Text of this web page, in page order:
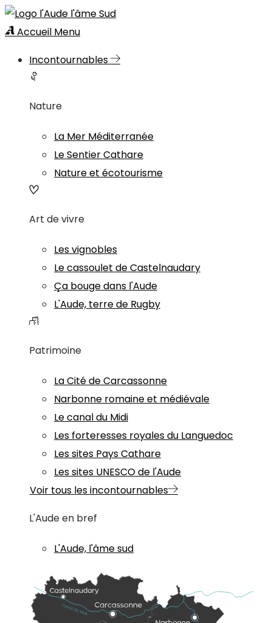
Accueil Menu
Incontournables
Nature
La Mer Méditerranée
Le Sentier Cathare
Nature et écotourisme
Art de vivre
Les vignobles
Le cassoulet de Castelnaudary
Ça bouge dans l'Aude
L'Aude, terre de Rugby
Patrimoine
La Cité de Carcassonne
Narbonne romaine et médiévale
Le canal du Midi
Les forteresses royales du Languedoc
Les sites Pays Cathare
Les sites UNESCO de l'Aude
Voir tous les incontournables
L'Aude en bref
L'Aude, l'âme sud